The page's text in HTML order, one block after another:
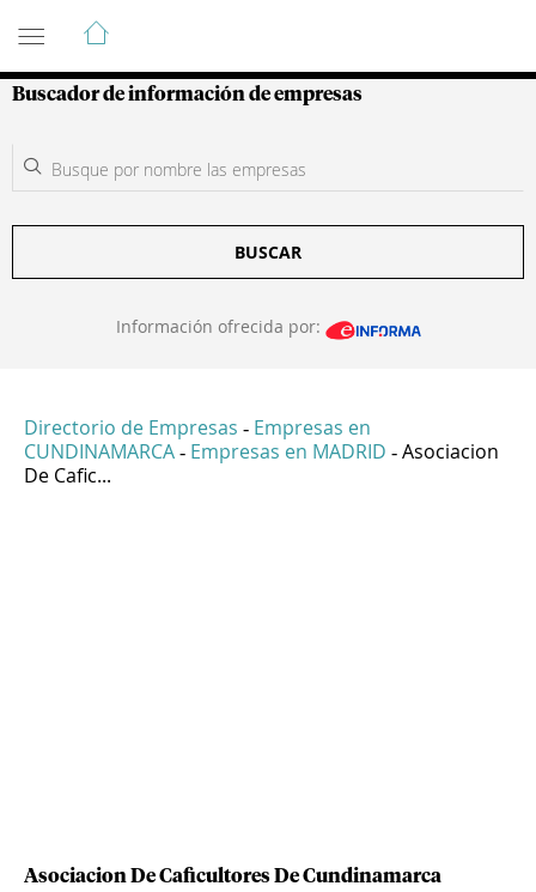
Guía de Empresas Colombianas
Buscador de información de empresas
BUSCAR
Información ofrecida por:
Directorio de Empresas - Empresas en
CUNDINAMARCA - Empresas en MADRID - Asociacion
De Cafic...
Asociacion De Caficultores De Cundinamarca